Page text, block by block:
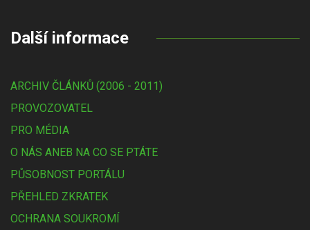
Další informace
ARCHIV ČLÁNKŮ (2006 - 2011)
PROVOZOVATEL
PRO MÉDIA
O NÁS ANEB NA CO SE PTÁTE
PŮSOBNOST PORTÁLU
PŘEHLED ZKRATEK
OCHRANA SOUKROMÍ